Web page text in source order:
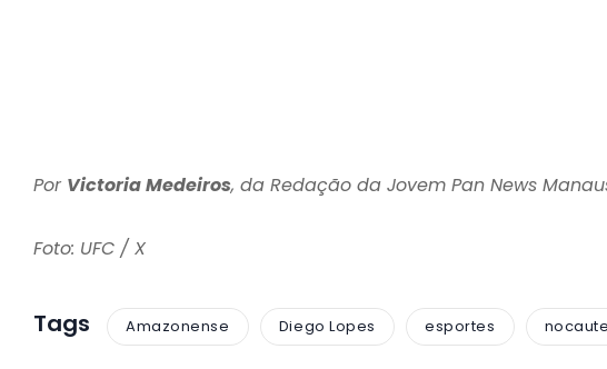
Por Victoria Medeiros, da Redação da Jovem Pan News
Foto: UFC / X
Tags Amazonense Diego Lopes esportes nocaute